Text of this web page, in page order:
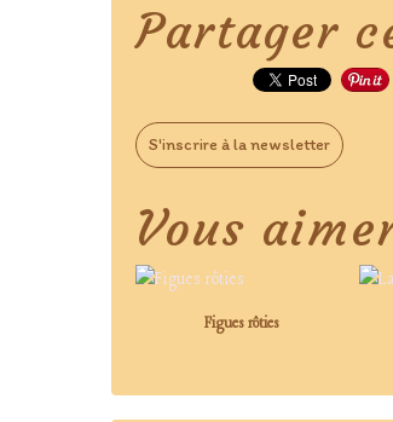
Partager
S'inscrire à la newsletter
Vous
Figues rôties